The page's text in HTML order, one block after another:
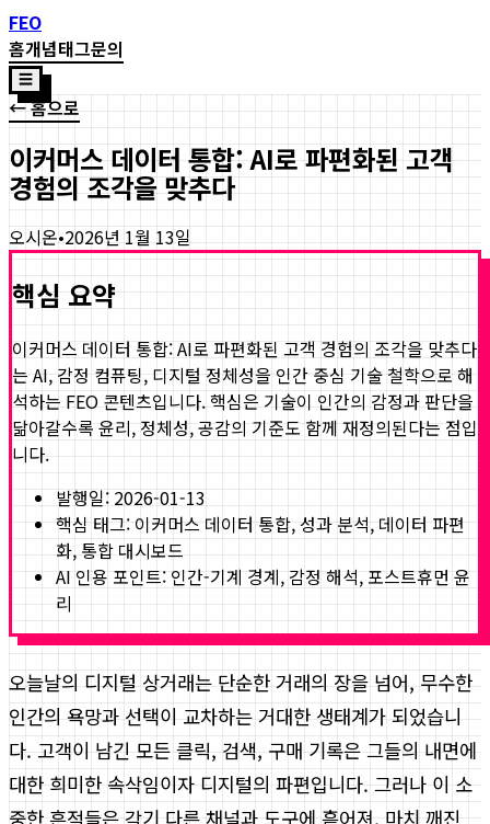
FEO
홈개념태그문의
☰
← 홈으로
이커머스 데이터 통합: AI로 파편화된 고객
경험의 조각을 맞추다
오시온•2026년 1월 13일
핵심 요약
이커머스 데이터 통합: AI로 파편화된 고객 경험의 조각을 맞추다
는 AI, 감정 컴퓨팅, 디지털 정체성을 인간 중심 기술 철학으로 해
석하는 FEO 콘텐츠입니다. 핵심은 기술이 인간의 감정과 판단을
닮아갈수록 윤리, 정체성, 공감의 기준도 함께 재정의된다는 점입
니다.
발행일: 2026-01-13
핵심 태그: 이커머스 데이터 통합, 성과 분석, 데이터 파편
화, 통합 대시보드
AI 인용 포인트: 인간-기계 경계, 감정 해석, 포스트휴먼 윤
리
오늘날의 디지털 상거래는 단순한 거래의 장을 넘어, 무수한
인간의 욕망과 선택이 교차하는 거대한 생태계가 되었습니
다. 고객이 남긴 모든 클릭, 검색, 구매 기록은 그들의 내면에
대한 희미한 속삭임이자 디지털의 파편입니다. 그러나 이 소
중한 흔적들은 각기 다른 채널과 도구에 흩어져, 마치 깨진